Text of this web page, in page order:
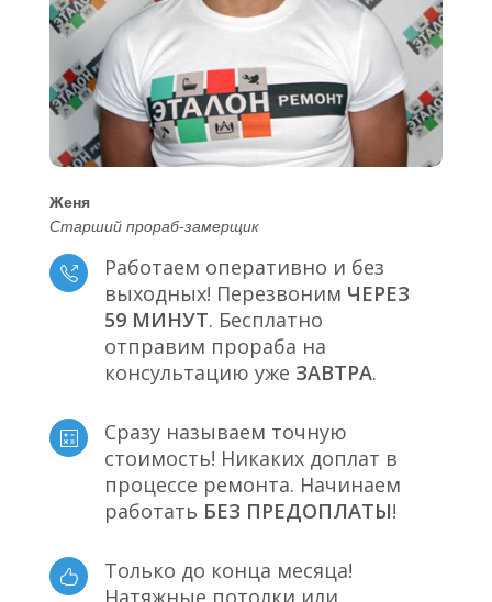
Женя
Старший прораб-замерщик
Работаем оперативно и без
выходных! Перезвоним ЧЕРЕЗ
59 МИНУТ. Бесплатно
отправим прораба на
консультацию уже ЗАВТРА.
Сразу называем точную
стоимость! Никаких доплат в
процессе ремонта. Начинаем
работать БЕЗ ПРЕДОПЛАТЫ!
Только до конца месяца!
Натяжные потолки или